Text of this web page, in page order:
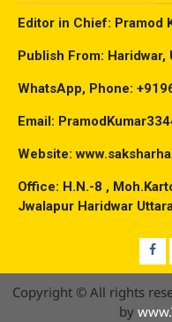
Editor in Chief: Pramod
Publish From: Haridwar,
WhatsApp, Phone:
Email:
Website:
Office: H.N.-8 ,
Jwalapur Haridwar
Copyright © All rights
by